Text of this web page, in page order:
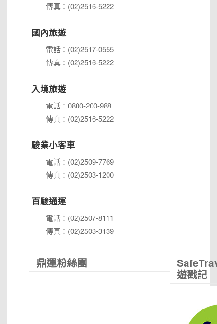
傳真：(02)2516-5222
國內旅遊
電話：(02)2517-0555
傳真：(02)2516-5222
入境旅遊
電話：0800-200-988
傳真：(02)2516-5222
駿業小客車
電話：(02)2509-7769
傳真：(02)2503-1200
百駿通運
電話：(02)2507-8111
傳真：(02)2503-3139
鼎運粉絲團
遊戳記